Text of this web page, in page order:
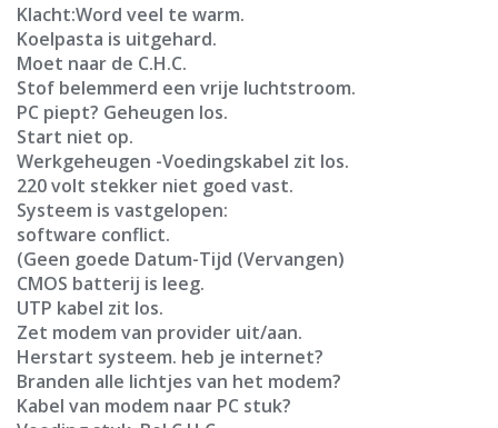
Klacht:Word veel te warm.
Koelpasta is uitgehard.
Moet naar de C.H.C.
Stof belemmerd een vrije luchtstroom.
PC piept? Geheugen los.
Start niet op.
Werkgeheugen -Voedingskabel zit los.
220 volt stekker niet goed vast.
Systeem is vastgelopen:
software conflict.
(Geen goede Datum-Tijd (Vervangen)
CMOS batterij is leeg.
UTP kabel zit los.
Zet modem van provider uit/aan.
Herstart systeem. heb je internet?
Branden alle lichtjes van het modem?
Kabel van modem naar PC stuk?